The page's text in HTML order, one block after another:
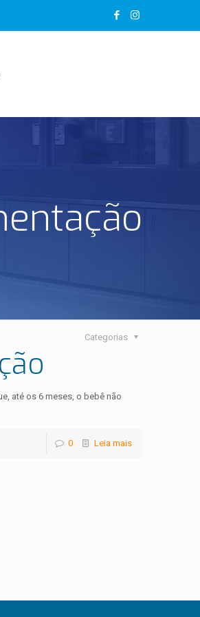
Categorias
até os 6 meses, o bebê não
0 Leia mais